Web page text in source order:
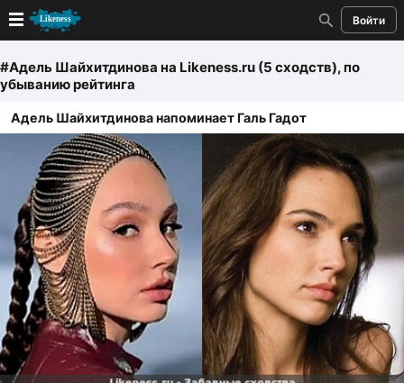
Войти
Новые
Лучшие
Голосование
Кандидаты
Случайное сходство 👍
Создать сходство
Для публикации необходима авторизация
Поиск
#Адель Шайхитдинова на Likeness.ru (5 сходств), по
убыванию рейтинга
Адель Шайхитдинова напоминает Галь Гадот